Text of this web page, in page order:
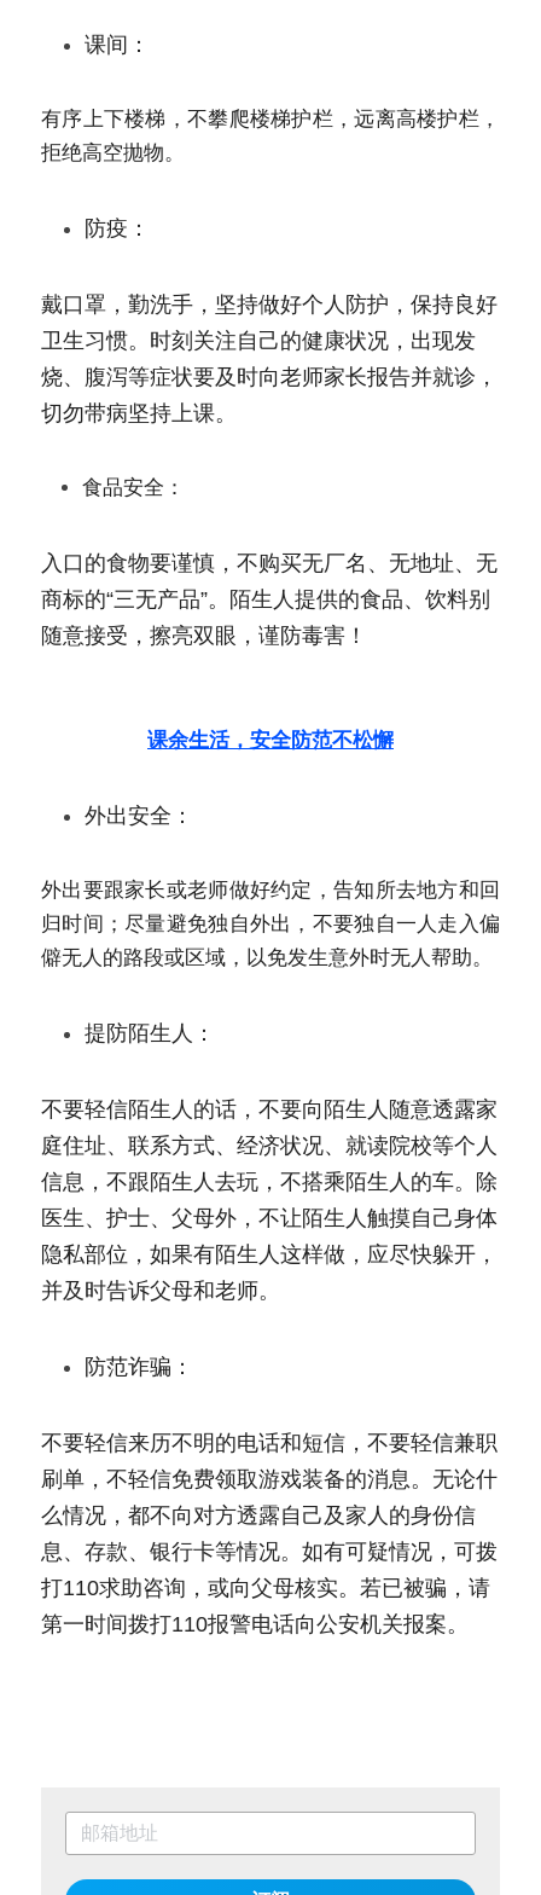
课间：
有序上下楼梯，不攀爬楼梯护栏，远离高楼护栏，
拒绝高空抛物。
防疫：
戴口罩，勤洗手，坚持做好个人防护，保持良好
卫生习惯。时刻关注自己的健康状况，出现发
烧、腹泻等症状要及时向老师家长报告并就诊，
切勿带病坚持上课。
食品安全：
入口的食物要谨慎，不购买无厂名、无地址、无
商标的“三无产品”。陌生人提供的食品、饮料别
随意接受，擦亮双眼，谨防毒害！
课余生活，安全防范不松懈
外出安全：
外出要跟家长或老师做好约定，告知所去地方和回
归时间；尽量避免独自外出，不要独自一人走入偏
僻无人的路段或区域，以免发生意外时无人帮助。
提防陌生人：
不要轻信陌生人的话，不要向陌生人随意透露家
庭住址、联系方式、经济状况、就读院校等个人
信息，不跟陌生人去玩，不搭乘陌生人的车。除
医生、护士、父母外，不让陌生人触摸自己身体
隐私部位，如果有陌生人这样做，应尽快躲开，
并及时告诉父母和老师。
防范诈骗：
不要轻信来历不明的电话和短信，不要轻信兼职
刷单，不轻信免费领取游戏装备的消息。无论什
么情况，都不向对方透露自己及家人的身份信
息、存款、银行卡等情况。如有可疑情况，可拨
打110求助咨询，或向父母核实。若已被骗，请
第一时间拨打110报警电话向公安机关报案。